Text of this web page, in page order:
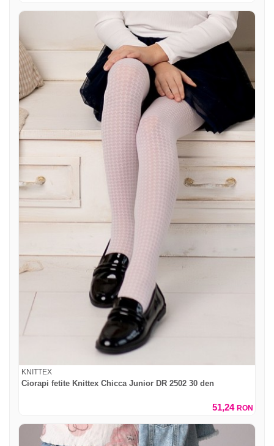
KNITTEX
Ciorapi fetite Knittex Chicca Junior DR 2502 30 den
51,24 RON